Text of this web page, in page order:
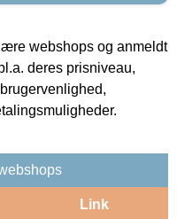
webshops og anmeldt
deres prisniveau,
Link